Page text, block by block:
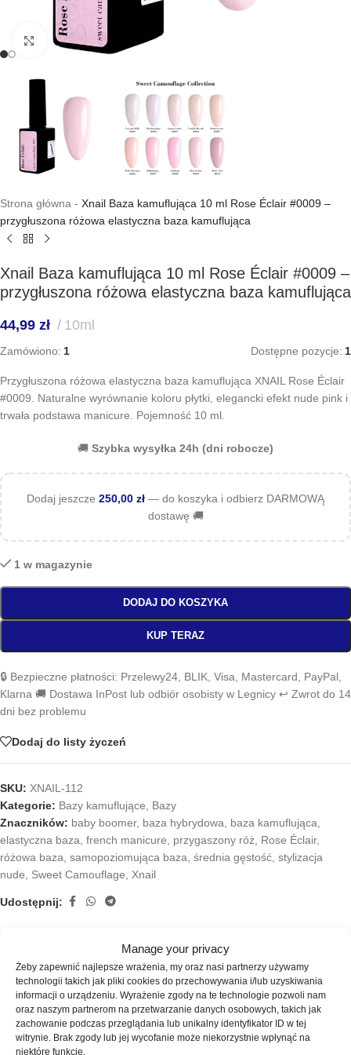
Manage your privacy
Żeby zapewnić najlepsze wrażenia, my oraz nasi partnerzy używamy
technologii takich jak pliki cookies do przechowywania i/lub uzyskiwania
informacji o urządzeniu. Wyrażenie zgody na te technologie pozwoli nam
oraz naszym partnerom na przetwarzanie danych osobowych, takich jak
zachowanie podczas przeglądania lub unikalny identyfikator ID w tej
witrynie. Brak zgody lub jej wycofanie może niekorzystnie wpłynąć na
niektóre funkcje.
Kliknij, aby powiększyć
Strona główna - Xnail Baza kamuflująca 10 ml Rose Éclair #0009 –
przygłuszona różowa elastyczna baza kamuflująca
Xnail Baza kamuflująca 10 ml Rose Éclair #0009 –
przygłuszona różowa elastyczna baza kamuflująca
44,99 zł 10ml
Zamówiono: 1 Dostępne pozycje: 1
Przygłuszona różowa elastyczna baza kamuflująca XNAIL Rose Éclair
#0009. Naturalne wyrównanie koloru płytki, elegancki efekt nude pink i
trwała podstawa manicure. Pojemność 10 ml.
🚚 Szybka wysyłka 24h (dni robocze)
Dodaj jeszcze 250,00 zł — do koszyka i odbierz DARMOWĄ
dostawę 🚚
1 w magazynie
DODAJ DO KOSZYKA
KUP TERAZ
🔒 Bezpieczne płatności: Przelewy24, BLIK, Visa, Mastercard, PayPal,
Klarna 🚚 Dostawa InPost lub odbiór osobisty w Legnicy ↩️ Zwrot do 14
dni bez problemu
Dodaj do listy życzeń
SKU: XNAIL-112
Kategorie: Bazy kamuflujące, Bazy
Znaczników: baby boomer, baza hybrydowa, baza kamuflująca,
elastyczna baza, french manicure, przygaszony róż, Rose Éclair,
różowa baza, samopoziomująca baza, średnia gęstość, stylizacja
nude, Sweet Camouflage, Xnail
Udostępnij:
XNAIL Rose Éclair #0009 to elastyczna baza kamuflująca w
przygłuszonym, pudrowo-różowym odcieniu, stworzona z myślą o
eleganckich i bardzo naturalnych stylizacjach paznokci. Subtelny kolor
dusty pink nadaje manicure wyrafinowany, spokojny charakter i
doskonale wpisuje się w aktualne trendy minimalistycznego manicure.
Baza skutecznie wyrównuje koloryt naturalnej płytki paznokcia,